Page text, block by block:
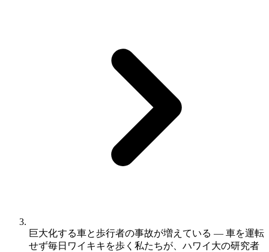
巨大化する車と歩行者の事故が増えている ― 車を運転
せず毎日ワイキキを歩く私たちが、ハワイ大の研究者